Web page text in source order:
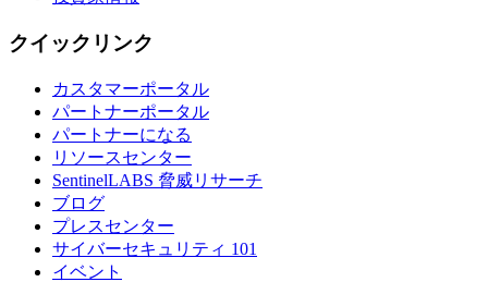
クイックリンク
カスタマーポータル
パートナーポータル
パートナーになる
リソースセンター
SentinelLABS 脅威リサーチ
ブログ
プレスセンター
サイバーセキュリティ 101
イベント